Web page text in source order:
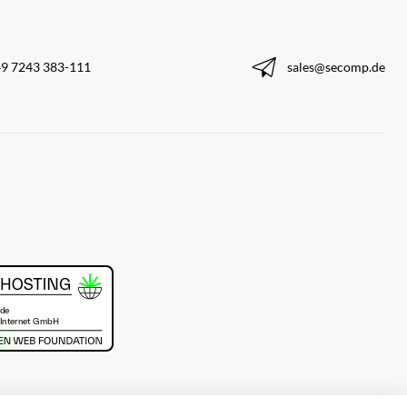
7243 383-111 sales@secomp.de